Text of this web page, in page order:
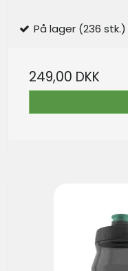
På lager (236 stk.)
249,00 DKK